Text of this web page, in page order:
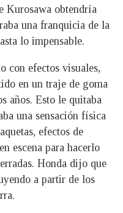
Kurosawa obtendría
una franquicia de la
lo impensable.
con efectos visuales,
en un traje de goma
años. Esto le quitaba
una sensación física
efectos de
escena para hacerlo
Honda dijo que
a partir de los